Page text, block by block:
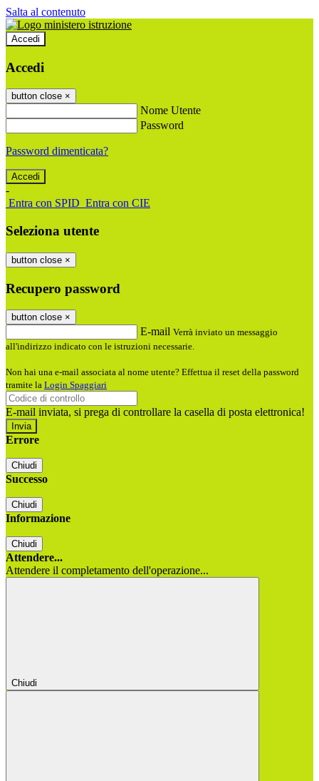
Salta al contenuto
Accedi
Accedi
button close ×
Nome Utente
Password
Password dimenticata?
-
Entra con SPID Entra con CIE
Seleziona utente
button close ×
Recupero password
button close ×
E-mail Verrà inviato un messaggio
all'indirizzo indicato con le istruzioni necessarie.
Non hai una e-mail associata al nome utente? Effettua il reset della password
tramite la Login Spaggiari
E-mail inviata, si prega di controllare la casella di posta elettronica!
Errore
Chiudi
Successo
Chiudi
Informazione
Chiudi
Attendere...
Attendere il completamento dell'operazione...
Chiudi